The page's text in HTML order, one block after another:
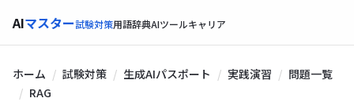
AIマスター試験対策用語辞典AIツールキャリア
ホーム 試験対策 生成AIパスポート 実践演習
問題一覧
RAG